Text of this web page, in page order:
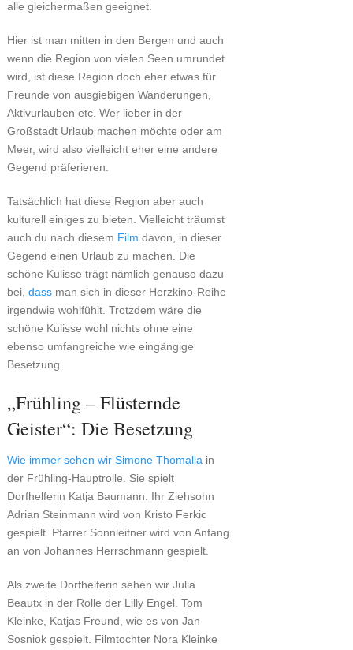
alle gleichermaßen geeignet.
Hier ist man mitten in den Bergen und auch
wenn die Region von vielen Seen umrundet
wird, ist diese Region doch eher etwas für
Freunde von ausgiebigen Wanderungen,
Aktivurlauben etc. Wer lieber in der
Großstadt Urlaub machen möchte oder am
Meer, wird also vielleicht eher eine andere
Gegend präferieren.
Tatsächlich hat diese Region aber auch
kulturell einiges zu bieten. Vielleicht träumst
auch du nach diesem Film davon, in dieser
Gegend einen Urlaub zu machen. Die
schöne Kulisse trägt nämlich genauso dazu
bei, dassman sich in dieser Herzkino-Reihe
irgendwie wohlfühlt. Trotzdem wäre die
schöne Kulisse wohl nichts ohne eine
ebenso umfangreiche wie eingängige
Besetzung.
„Frühling – Flüsternde
Geister“: Die Besetzung
Wie immer sehen wir Simone Thomallain
der Frühling-Hauptrolle. Sie spielt
Dorfhelferin Katja Baumann. Ihr Ziehsohn
Adrian Steinmann wird von Kristo Ferkic
gespielt. Pfarrer Sonnleitner wird von Anfang
an von Johannes Herrschmann gespielt.
Als zweite Dorfhelferin sehen wir Julia
Beautx in der Rolle der Lilly Engel. Tom
Kleinke, Katjas Freund, wie es von Jan
Sosniok gespielt. Filmtochter Nora Kleinke